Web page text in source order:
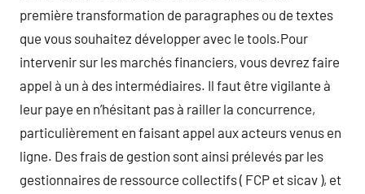
première transformation de paragraphes ou de textes
que vous souhaitez développer avec le tools.Pour
intervenir sur les marchés financiers, vous devrez faire
appel à un à des intermédiaires. Il faut être vigilante à
leur paye en n’hésitant pas à railler la concurrence,
particulièrement en faisant appel aux acteurs venus en
ligne. Des frais de gestion sont ainsi prélevés par les
gestionnaires de ressource collectifs ( FCP et sicav ), et